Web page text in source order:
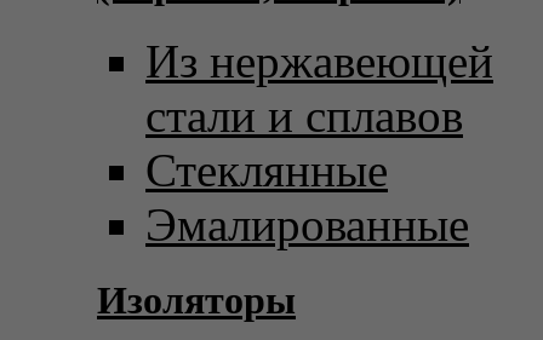
Из нержавеющей
стали и сплавов
Стеклянные
Эмалированные
Изоляторы